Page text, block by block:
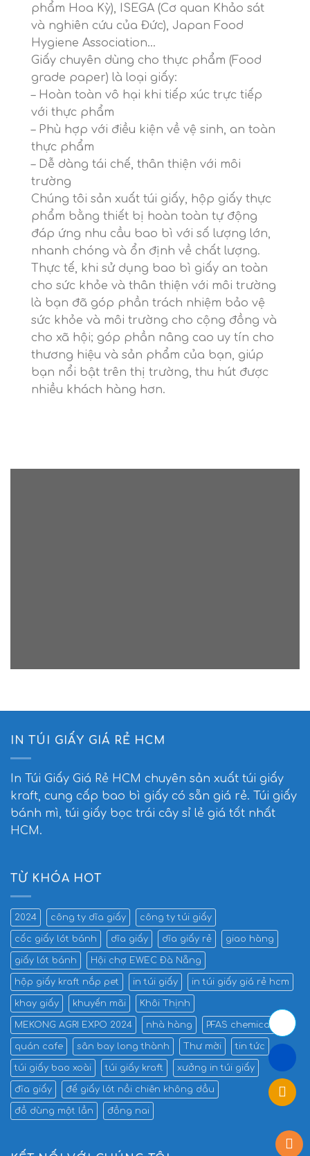
phẩm Hoa Kỳ), ISEGA (Cơ quan Khảo sát
và nghiên cứu của Đức), Japan Food
Hygiene Association…
Giấy chuyên dùng cho thực phẩm (Food
grade paper) là loại giấy:
– Hoàn toàn vô hại khi tiếp xúc trực tiếp
với thực phẩm
– Phù hợp với điều kiện về vệ sinh, an toàn
thực phẩm
– Dễ dàng tái chế, thân thiện với môi
trường
Chúng tôi sản xuất túi giấy, hộp giấy thực
phẩm bằng thiết bị hoàn toàn tự động
đáp ứng nhu cầu bao bì với số lượng lớn,
nhanh chóng và ổn định về chất lượng.
Thực tế, khi sử dụng bao bì giấy an toàn
cho sức khỏe và thân thiện với môi trường
là bạn đã góp phần trách nhiệm bảo vệ
sức khỏe và môi trường cho cộng đồng và
cho xã hội; góp phần nâng cao uy tín cho
thương hiệu và sản phẩm của bạn, giúp
bạn nổi bật trên thị trường, thu hút được
nhiều khách hàng hơn.
IN TÚI GIẤY GIÁ RẺ HCM
In Túi Giấy Giá Rẻ HCM chuyên sản xuất túi giấy
kraft, cung cấp bao bì giấy có sẵn giá rẻ. Túi giấy
bánh mì, túi giấy bọc trái cây sỉ lẻ giá tốt nhất
HCM.
TỪ KHÓA HOT
2024 công ty dĩa giấy công ty túi giấy
cốc giấy lót bánh dĩa giấy dĩa giấy rẻ giao hàng
giấy lót bánh Hội chợ EWEC Đà Nẵng
hộp giấy kraft nắp pet in túi giấy in túi giấy giá rẻ hcm
khay giấy khuyến mãi Khôi Thịnh
MEKONG AGRI EXPO 2024 nhà hàng PFAS chemicals
quán cafe sân bay long thành Thư mời tin tức
túi giấy bao xoài túi giấy kraft xưởng in túi giấy
đĩa giấy đế giấy lót nồi chiên không dầu
đồ dùng một lần đồng nai